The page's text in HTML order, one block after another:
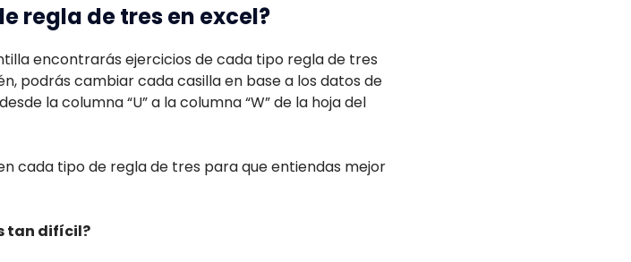
regla de tres en excel?
encontrarás ejercicios de cada tipo regla de tres
podrás cambiar cada casilla en base a los datos de
la columna “U” a la columna “W” de la hoja del
cada tipo de regla de tres para que entiendas mejor
tan difícil?